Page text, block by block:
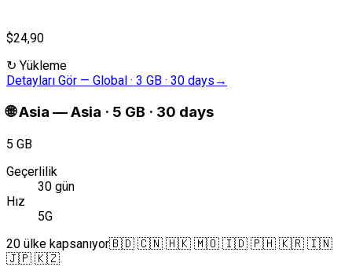
$24,90
↻ Yükleme
Detayları Gör — Global · 3 GB · 30 days →
🌐Asia —Asia · 5 GB · 30 days
5 GB
Geçerlilik
30 gün
Hız
5G
20 ülke kapsanıyor🇧🇩 🇨🇳 🇭🇰 🇲🇴 🇮🇩 🇵🇭 🇰🇷 🇮🇳
🇯🇵 🇰🇿